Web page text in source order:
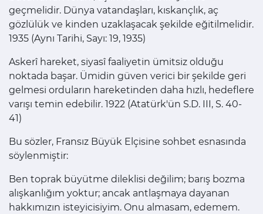
geçmelidir. Dünya vatandaşları, kıskançlık, aç
gözlülük ve kinden uzaklaşacak şekilde eğitilmelidir.
1935 (Aynı Tarihi, Sayı: 19, 1935)
Askerî hareket, siyasî faaliyetin ümitsiz olduğu
noktada başar. Ümidin güven verici bir şekilde geri
gelmesi orduların hareketinden daha hızlı, hedeflere
varışı temin edebilir. 1922 (Atatürk'ün S.D. III, S. 40-
41)
Bu sözler, Fransız Büyük Elçisine sohbet esnasında
söylenmiştir:
Ben toprak büyütme dileklisi değilim; barış bozma
alışkanlığım yoktur; ancak antlaşmaya dayanan
hakkımızın isteyicisiyim. Onu almasam, edemem.